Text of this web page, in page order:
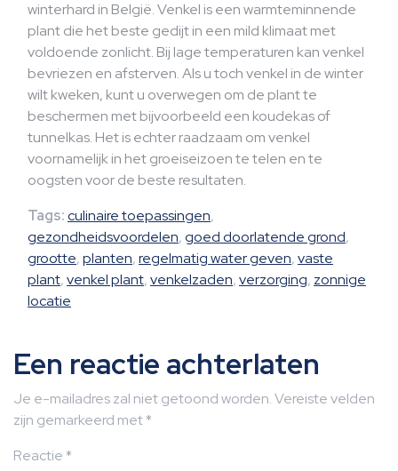
winterhard in België. Venkel is een warmteminnende
plant die het beste gedijt in een mild klimaat met
voldoende zonlicht. Bij lage temperaturen kan venkel
bevriezen en afsterven. Als u toch venkel in de winter
wilt kweken, kunt u overwegen om de plant te
beschermen met bijvoorbeeld een koudekas of
tunnelkas. Het is echter raadzaam om venkel
voornamelijk in het groeiseizoen te telen en te
oogsten voor de beste resultaten.
Tags:culinaire toepassingen,
gezondheidsvoordelen,goed doorlatende grond,
grootte,planten,regelmatig water geven,vaste
plant,venkel plant,venkelzaden,verzorging, zonnige
locatie
Een reactie achterlaten
Je e-mailadres zal niet getoond worden.Vereiste velden
zijn gemarkeerd met*
Reactie*